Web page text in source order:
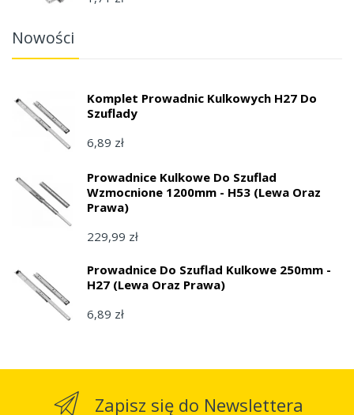
Nowości
Komplet Prowadnic Kulkowych H27 Do
Szuflady
6,89 zł
Prowadnice Kulkowe Do Szuflad
Wzmocnione 1200mm - H53 (lewa Oraz
Prawa)
229,99 zł
Prowadnice Do Szuflad Kulkowe 250mm -
H27 (lewa Oraz Prawa)
6,89 zł
Zapisz się do Newslettera